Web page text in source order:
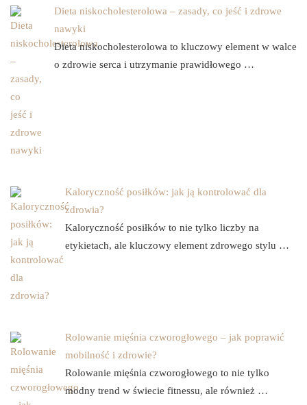
Dieta niskocholesterolowa – zasady, co jeść i zdrowe
nawyki
Dieta niskocholesterolowa to kluczowy element w walce
o zdrowie serca i utrzymanie prawidłowego …
Kaloryczność posiłków: jak ją kontrolować dla
zdrowia?
Kaloryczność posiłków to nie tylko liczby na
etykietach, ale kluczowy element zdrowego stylu …
Rolowanie mięśnia czworogłowego – jak poprawić
mobilność i zdrowie?
Rolowanie mięśnia czworogłowego to nie tylko
modny trend w świecie fitnessu, ale również …